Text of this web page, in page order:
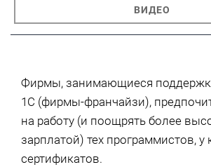
ВИДЕО
Фирмы, занимающиеся
1С (фирмы-франчайзи),
на работу (и поощрять более
зарплатой) тех программистов, у
сертификатов.